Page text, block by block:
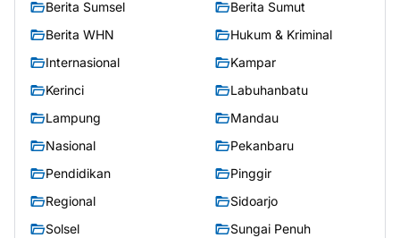
Berita Sumsel
Berita Sumut
Berita WHN
Hukum & Kriminal
Internasional
Kampar
Kerinci
Labuhanbatu
Lampung
Mandau
Nasional
Pekanbaru
Pendidikan
Pinggir
Regional
Sidoarjo
Solsel
Sungai Penuh